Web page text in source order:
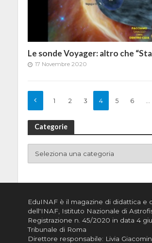
Le sonde Voyager: altro che
17 Novembre 2020
1 2 3 4 5 6
Categorie
EduINAF è il magazine di didattica e
dell'INAF, Istituto Nazionale di
Registrazione n. 45/2020 in data 4
Tribunale di Roma
Direttore responsabile: Livia